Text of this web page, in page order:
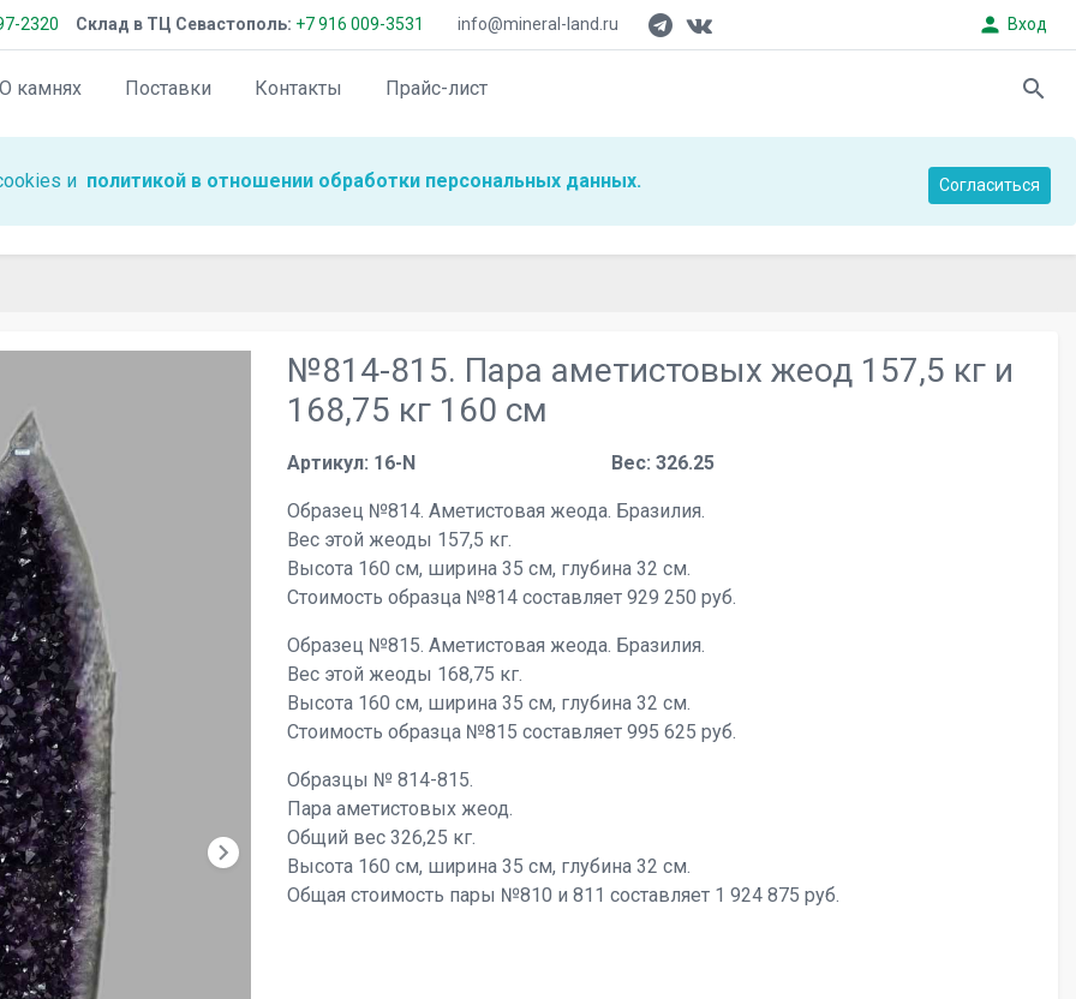
2320 Склад в ТЦ Севастополь: +7 916 009-3531 info@mineral-land.ru person Вход
О камнях Поставки Контакты Прайс-лист search
и политикой в отношении обработки персональных данных. Согласиться
chevron_right
№814-815. Пара аметистовых жеод 157,5 кг и
168,75 кг 160 см
Артикул: 16-N Вес: 326.25
Образец №814. Аметистовая жеода. Бразилия.
Вес этой жеоды 157,5 кг.
Высота 160 см, ширина 35 см, глубина 32 см.
Стоимость образца №814 составляет 929 250 руб.
Образец №815. Аметистовая жеода. Бразилия.
Вес этой жеоды 168,75 кг.
Высота 160 см, ширина 35 см, глубина 32 см.
Стоимость образца №815 составляет 995 625 руб.
Образцы № 814-815.
Пара аметистовых жеод.
Общий вес 326,25 кг.
Высота 160 см, ширина 35 см, глубина 32 см.
Общая стоимость пары №810 и 811 составляет 1 924 875 руб.